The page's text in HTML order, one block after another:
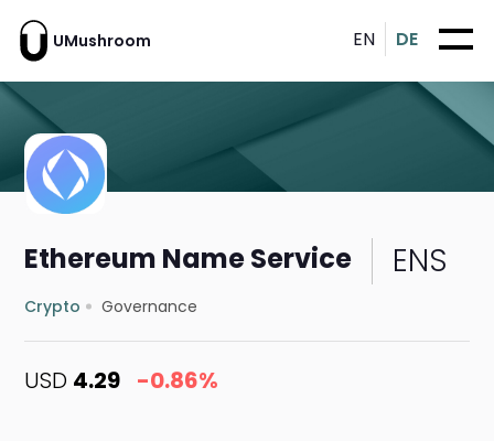
UMushroom EN DE
Ethereum Name Service ENS
Crypto Governance
USD 4.29 -0.86%